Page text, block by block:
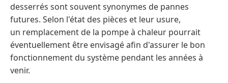
desserrés sont souvent synonymes de pannes
futures. Selon l'état des pièces et leur usure,
un remplacement de la pompe à chaleur pourrait
éventuellement être envisagé afin d'assurer le bon
fonctionnement du système pendant les années à
venir.